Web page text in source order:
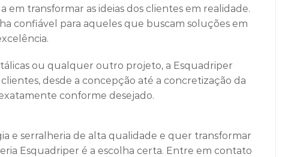
transformar as ideias dos clientes em realidade.
confiável para aqueles que buscam soluções em
ou qualquer outro projeto, a Esquadriper
desde a concepção até a concretização da
conforme desejado.
e serralheria de alta qualidade e quer transformar
Esquadriper é a escolha certa. Entre em contato